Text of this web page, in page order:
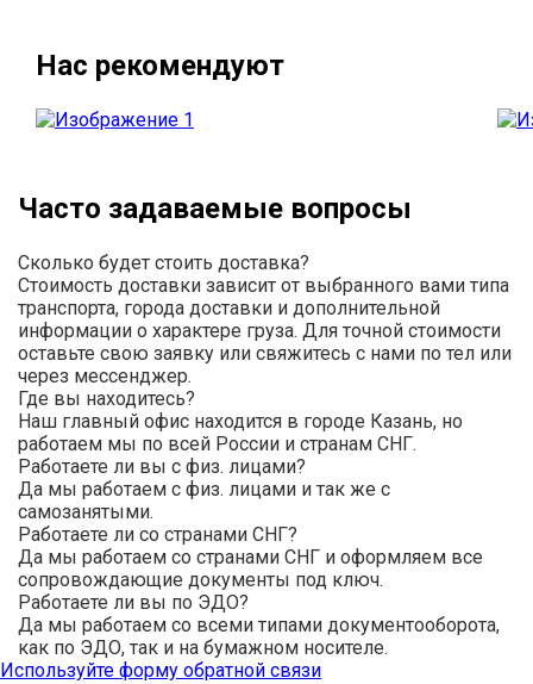
Нас рекомендуют
Часто задаваемые вопросы
Сколько будет стоить доставка?
Стоимость доставки зависит от выбранного вами типа
транспорта, города доставки и дополнительной
информации о характере груза. Для точной стоимости
оставьте свою заявку или свяжитесь с нами по тел или
через мессенджер.
Где вы находитесь?
Наш главный офис находится в городе Казань, но
работаем мы по всей России и странам СНГ.
Работаете ли вы с физ. лицами?
Да мы работаем с физ. лицами и так же с
самозанятыми.
Работаете ли со странами СНГ?
Да мы работаем со странами СНГ и оформляем все
сопровождающие документы под ключ.
Работаете ли вы по ЭДО?
Да мы работаем со всеми типами документооборота,
как по ЭДО, так и на бумажном носителе.
Используйте форму обратной связи